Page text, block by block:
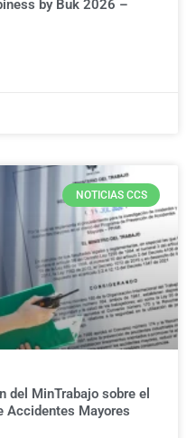
by Buk 2026 –
NOTICIAS CCS
del MinTrabajo sobre el
Accidentes Mayores